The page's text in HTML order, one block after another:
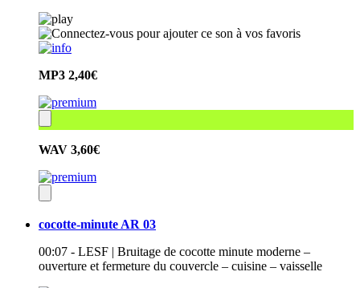
MP3 2,40€
WAV 3,60€
cocotte-minute AR 03
00:07 - LESF | Bruitage de cocotte minute moderne –
ouverture et fermeture du couvercle – cuisine – vaisselle